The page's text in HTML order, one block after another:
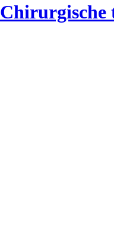
Chirurgische